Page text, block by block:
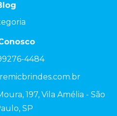
4484
197, Vila Amélia - São
SP